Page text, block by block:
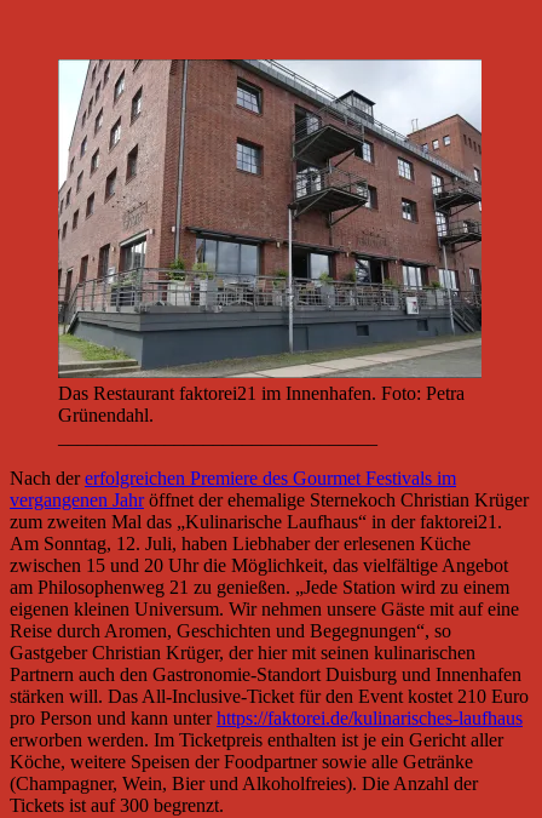
Das Restaurant faktorei21 im Innenhafen. Foto: Petra
Grünendahl.
Nach dererfolgreichen Premiere des Gourmet Festivals im
vergangenen Jahröffnet der ehemalige Sternekoch Christian Krüger
zum zweiten Mal das „Kulinarische Laufhaus“ in der faktorei21.
Am Sonntag, 12. Juli, haben Liebhaber der erlesenen Küche
zwischen 15 und 20 Uhr die Möglichkeit, das vielfältige Angebot
am Philosophenweg 21 zu genießen. „Jede Station wird zu einem
eigenen kleinen Universum. Wir nehmen unsere Gäste mit auf eine
Reise durch Aromen, Geschichten und Begegnungen“, so
Gastgeber Christian Krüger, der hier mit seinen kulinarischen
Partnern auch den Gastronomie-Standort Duisburg und Innenhafen
stärken will. Das All-Inclusive-Ticket für den Event kostet 210 Euro
pro Person und kann unterhttps://faktorei.de/kulinarisches-laufhaus
erworben werden. Im Ticketpreis enthalten ist je ein Gericht aller
Köche, weitere Speisen der Foodpartner sowie alle Getränke
(Champagner, Wein, Bier und Alkoholfreies). Die Anzahl der
Tickets ist auf 300 begrenzt.